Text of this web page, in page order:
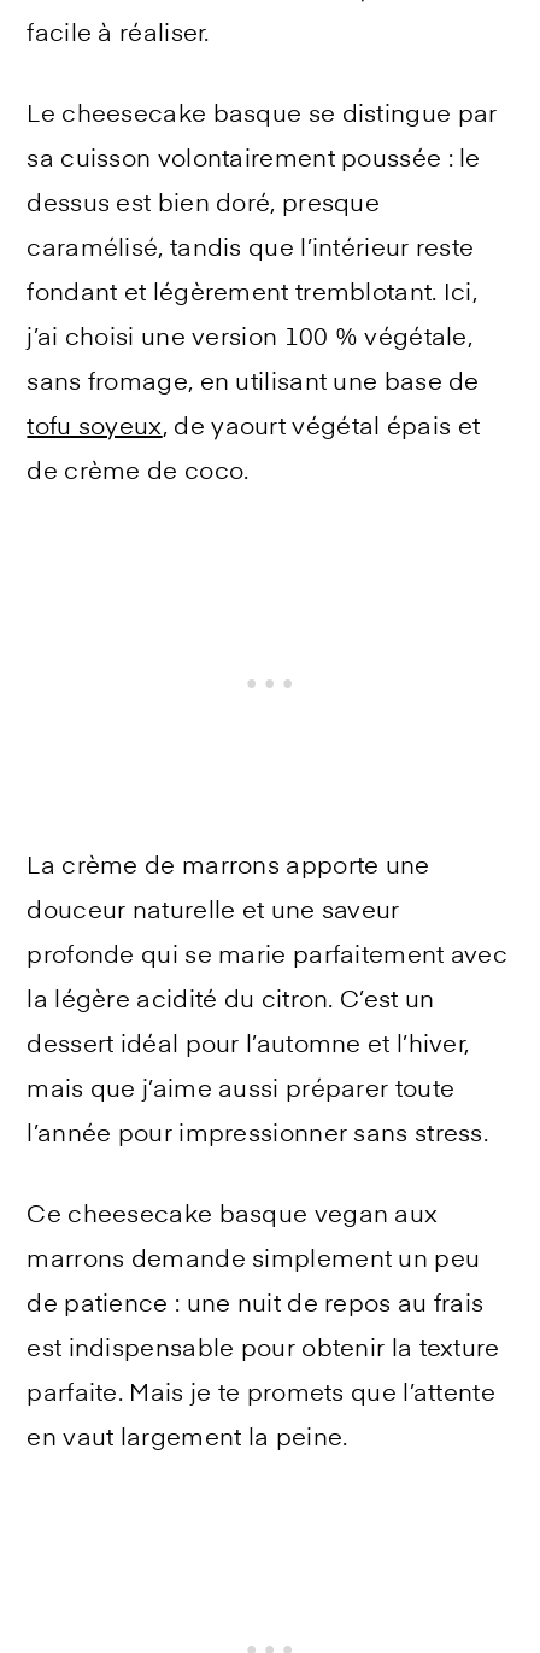
facile à réaliser.
Le cheesecake basque se distingue par
sa cuisson volontairement poussée : le
dessus est bien doré, presque
caramélisé, tandis que l’intérieur reste
fondant et légèrement tremblotant. Ici,
j’ai choisi une version 100 % végétale,
sans fromage, en utilisant une base de
tofu soyeux, de yaourt végétal épais et
de crème de coco.
La crème de marrons apporte une
douceur naturelle et une saveur
profonde qui se marie parfaitement avec
la légère acidité du citron. C’est un
dessert idéal pour l’automne et l’hiver,
mais que j’aime aussi préparer toute
l’année pour impressionner sans stress.
Ce cheesecake basque vegan aux
marrons demande simplement un peu
de patience : une nuit de repos au frais
est indispensable pour obtenir la texture
parfaite. Mais je te promets que l’attente
en vaut largement la peine.